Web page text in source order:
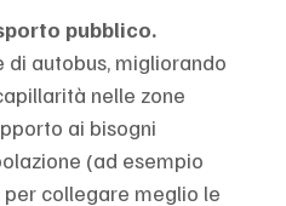
pubblico.
di autobus, migliorando
nelle zone
ai bisogni
(ad esempio
per collegare meglio le